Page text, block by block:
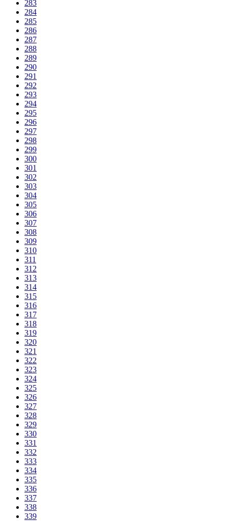
283
284
285
286
287
288
289
290
291
292
293
294
295
296
297
298
299
300
301
302
303
304
305
306
307
308
309
310
311
312
313
314
315
316
317
318
319
320
321
322
323
324
325
326
327
328
329
330
331
332
333
334
335
336
337
338
339